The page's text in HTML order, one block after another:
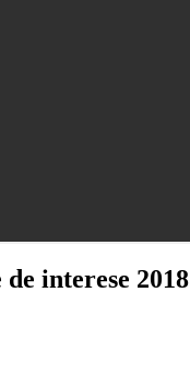
interese 2018